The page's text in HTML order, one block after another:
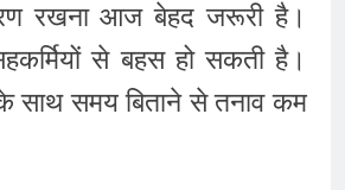
रखना आज बेहद जरूरी है।
से बहस हो सकती है।
साथ समय बिताने से तनाव कम